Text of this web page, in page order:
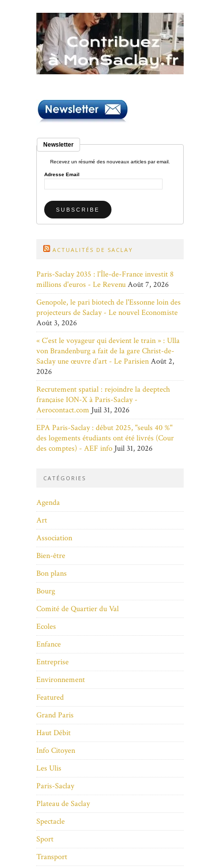
Newsletter
Recevez un résumé des nouveaux articles par email.
Adresse Email
ACTUALITÉS DE SACLAY
Paris-Saclay 2035 : l'Île-de-France investit 8
millions d'euros - Le RevenuAoût 7, 2026
Genopole, le pari biotech de l'Essonne loin des
projecteurs de Saclay - Le nouvel Economiste
Août 3, 2026
« C’est le voyageur qui devient le train » : Ulla
von Brandenburg a fait de la gare Christ-de-
Saclay une œuvre d’art - Le ParisienAoût 2,
2026
Recrutement spatial : rejoindre la deeptech
française ION-X à Paris-Saclay -
Aerocontact.com Juil 31, 2026
EPA Paris-Saclay : début 2025, "seuls 40 %"
des logements étudiants ont été livrés (Cour
des comptes) - AEF info Juil 31, 2026
CATÉGORIES
Agenda
Art
Association
Bien-être
Bon plans
Bourg
Comité de Quartier du Val
Ecoles
Enfance
Entreprise
Environnement
Featured
Grand Paris
Haut Débit
Info Citoyen
Les Ulis
Paris-Saclay
Plateau de Saclay
Spectacle
Sport
Transport